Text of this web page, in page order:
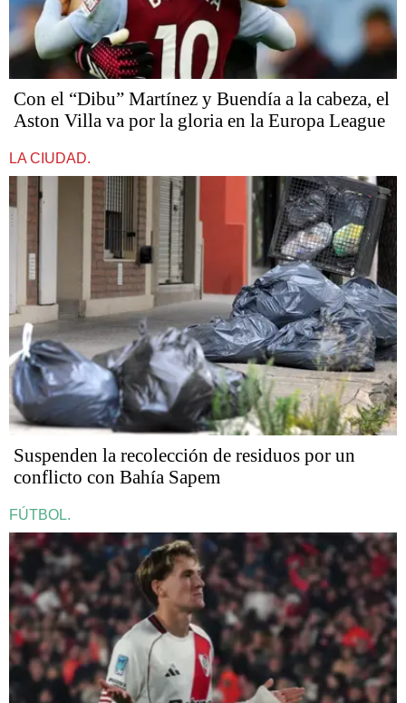
Con el “Dibu” Martínez y Buendía a la cabeza, el
Aston Villa va por la gloria en la Europa League
LA CIUDAD.
Suspenden la recolección de residuos por un
conflicto con Bahía Sapem
FÚTBOL.